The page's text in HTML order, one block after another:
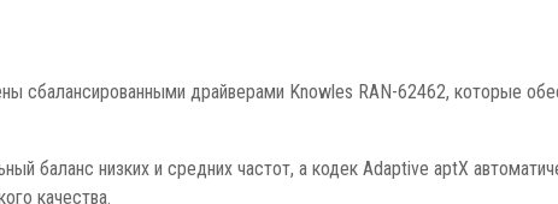
сбалансированными драйверами Knowles RAN-62462, которые
баланс низких и средних частот, а кодек Adaptive aptX
качества.